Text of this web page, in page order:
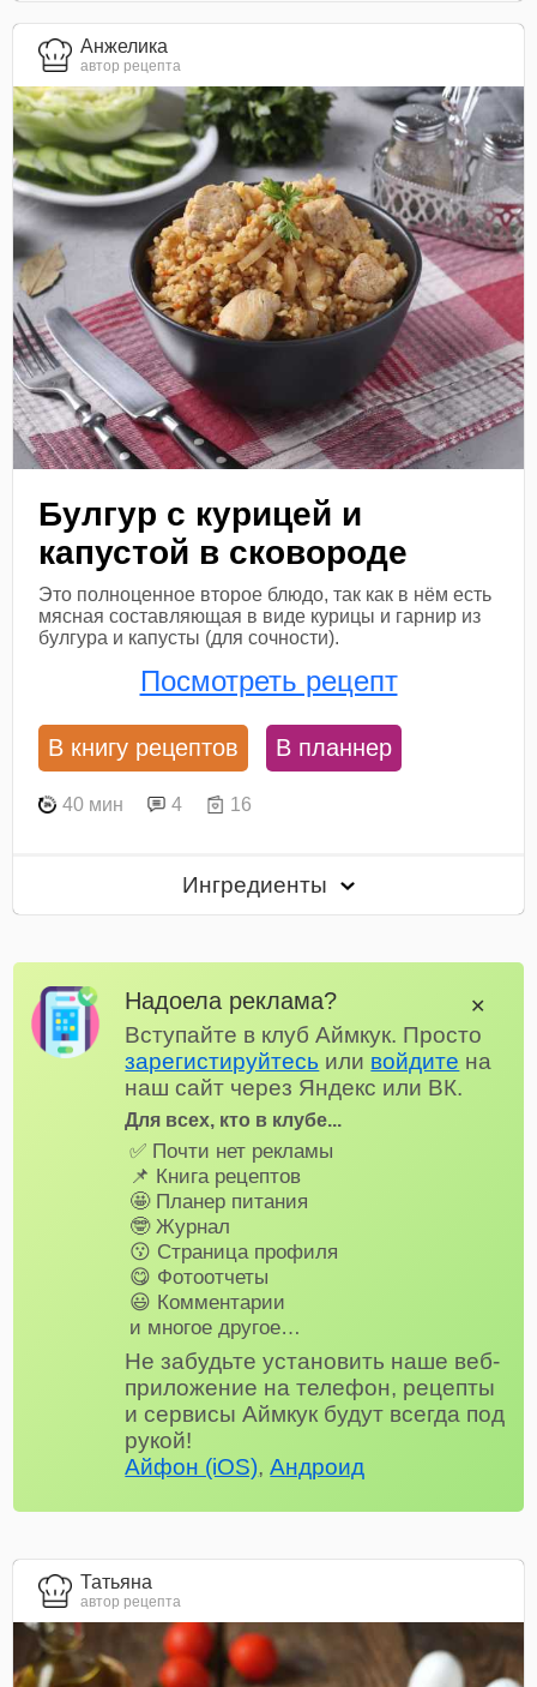
Анжелика
автор рецепта
Булгур с курицей и
капустой в сковороде
Это полноценное второе блюдо, так как в нём есть
мясная составляющая в виде курицы и гарнир из
булгура и капусты (для сочности).
Посмотреть рецепт
В книгу рецептов В планнер
40 мин 4 16
Ингредиенты
Надоела реклама?
Вступайте в клуб Аймкук. Просто
зарегистируйтесь или войдите на
наш сайт через Яндекс или ВК.
Для всех, кто в клубе...
✅ Почти нет рекламы
📌 Книга рецептов
🤩 Планер питания
🤓 Журнал
😗 Страница профиля
😋 Фотоотчеты
😃 Комментарии
и многое другое…
Не забудьте установить наше веб-
приложение на телефон, рецепты
и сервисы Аймкук будут всегда под
рукой!
Айфон (iOS),Андроид
✕
Татьяна
автор рецепта